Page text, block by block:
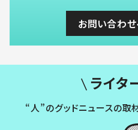
お問い合わ
ライタ
“人”のグッドニュースの取